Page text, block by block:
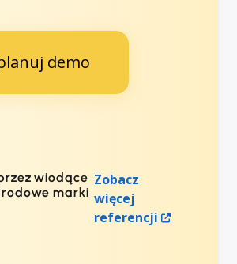
demo
wiodące
marki
Zobacz
więcej
referencji